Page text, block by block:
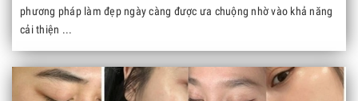
phương pháp làm đẹp ngày càng được ưa chuộng nhờ vào khả năng
cải thiện ...